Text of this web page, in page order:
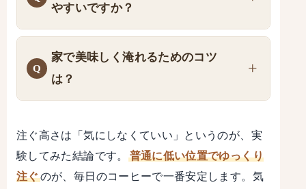
やすいですか？
家で美味しく淹れるためのコツ
は？
注ぐ高さは「気にしなくていい」というのが、実
験してみた結論です。
普通に低い位置でゆっくり
注ぐのが、毎日のコーヒーで一番安定します。気